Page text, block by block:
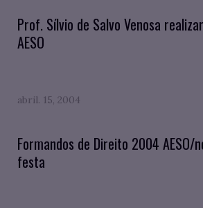
Prof. Sílvio de Salvo Venosa
AESO
abril. 15, 2004
Formandos de Direito 2004 AESO/
festa